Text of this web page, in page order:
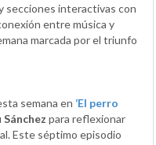
secciones interactivas con
entre música y
marcada por el triunfo
semana en ‘El perro
Sánchez para reflexionar
Este séptimo episodio